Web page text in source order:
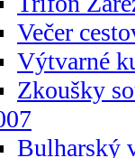
Večer
Výtvarné
Zkoušky
Bulharský